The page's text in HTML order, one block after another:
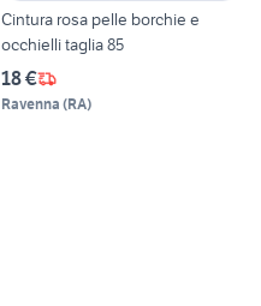
Cintura rosa pelle borchie e
occhielli taglia 85
18 €
Ravenna (RA)